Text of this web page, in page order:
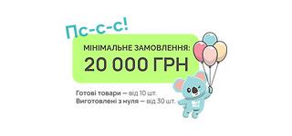
адресату. І не забудьте про
листівку — важливий атрибут
першого враження!